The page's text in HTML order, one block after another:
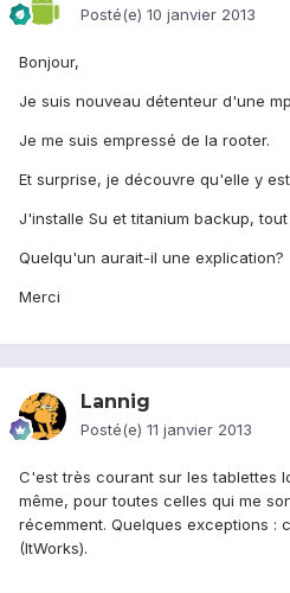
Posté(e) 10 janvier 2013
Bonjour,
Je suis nouveau détenteur d'une
Je me suis empressé de la rooter.
Et surprise, je découvre qu'elle y
J'installe Su et titanium backup,
Quelqu'un aurait-il une explication?
Merci
Lannig
Posté(e) 11 janvier 2013
C'est très courant sur les tablettes
même, pour toutes celles qui me
récemment. Quelques exceptions :
(ItWorks).